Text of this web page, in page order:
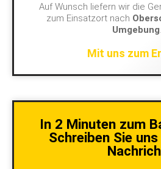
Auf Wunsch liefern wir die
zum Einsatzort nach
Umgebung.
Mit uns zum
In 2 Minuten zum
Schreiben Sie